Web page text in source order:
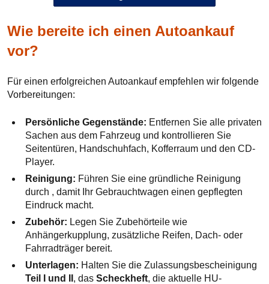
Wie bereite ich einen Autoankauf
vor?
Für einen erfolgreichen Autoankauf empfehlen wir folgende
Vorbereitungen:
Persönliche Gegenstände: Entfernen Sie alle privaten
Sachen aus dem Fahrzeug und kontrollieren Sie
Seitentüren, Handschuhfach, Kofferraum und den CD-
Player.
Reinigung: Führen Sie eine gründliche Reinigung
durch , damit Ihr Gebrauchtwagen einen gepflegten
Eindruck macht.
Zubehör: Legen Sie Zubehörteile wie
Anhängerkupplung, zusätzliche Reifen, Dach- oder
Fahrradträger bereit.
Unterlagen: Halten Sie die Zulassungsbescheinigung
Teil I und II , das Scheckheft, die aktuelle HU-